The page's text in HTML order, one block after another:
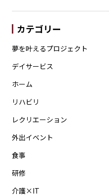
カテゴリー
夢を叶えるプロジェクト
デイサービス
ホーム
リハビリ
レクリエーション
外出イベント
食事
研修
介護×IT